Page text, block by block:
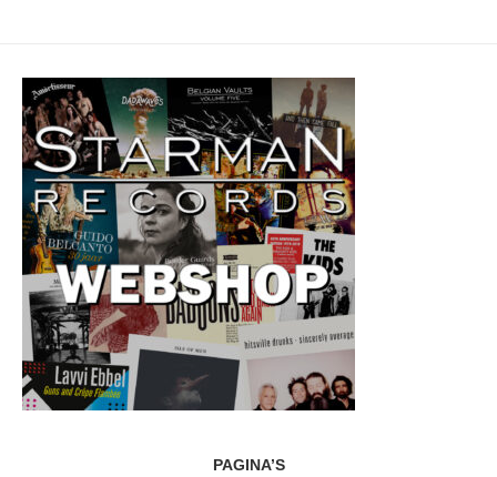
PAGINA’S